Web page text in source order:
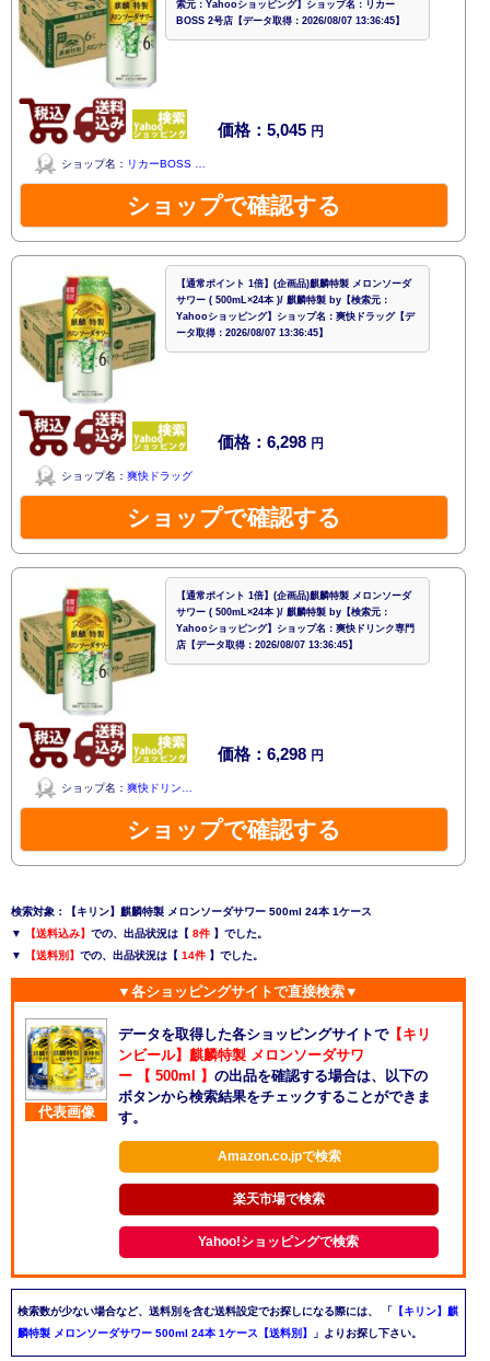
索元：Yahooショッピング】ショップ名：リカー
BOSS 2号店【データ取得：2026/08/07 13:36:45】
価格：5,045 円
ショップ名： リカーBOSS …
ショップで確認する
【通常ポイント 1倍】(企画品)麒麟特製 メロンソーダ
サワー ( 500mL×24本 )/ 麒麟特製 by【検索元：
Yahooショッピング】ショップ名：爽快ドラッグ【デ
ータ取得：2026/08/07 13:36:45】
価格：6,298 円
ショップ名： 爽快ドラッグ
ショップで確認する
【通常ポイント 1倍】(企画品)麒麟特製 メロンソーダ
サワー ( 500mL×24本 )/ 麒麟特製 by【検索元：
Yahooショッピング】ショップ名：爽快ドリンク専門
店【データ取得：2026/08/07 13:36:45】
価格：6,298 円
ショップ名： 爽快ドリン…
ショップで確認する
検索対象：【キリン】麒麟特製 メロンソーダサワー 500ml 24本 1ケース
▼
【送料込み】 での、出品状況は【 8件 】でした。
▼
【送料別】 での、出品状況は【 14件 】でした。
▼各ショッピングサイトで直接検索▼
代表画像
データを取得した各ショッピングサイトで【キリ
ンビール】麒麟特製 メロンソーダサワ
ー 【 500ml 】 の出品を確認する場合は、以下の
ボタンから検索結果をチェックすることができま
す。
Amazon.co.jpで検索
楽天市場で検索
Yahoo!ショッピングで検索
検索数が少ない場合など、送料別を含む送料設定でお探しになる際には、 「 【キリン】麒
麟特製 メロンソーダサワー 500ml 24本 1ケース【送料別】
」よりお探し下さい。